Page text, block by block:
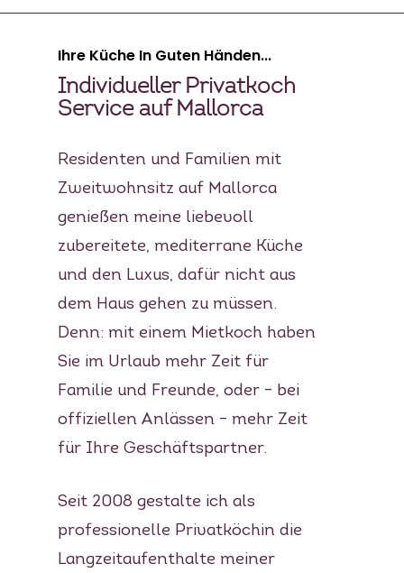
Ihre Küche In Guten Händen...
Individueller Privatkoch
Service auf Mallorca
Residenten und Familien mit
Zweitwohnsitz auf Mallorca
genießen meine liebevoll
zubereitete, mediterrane Küche
und den Luxus, dafür nicht aus
dem Haus gehen zu müssen.
Denn: mit einem Mietkoch haben
Sie im Urlaub mehr Zeit für
Familie und Freunde, oder – bei
offiziellen Anlässen – mehr Zeit
für Ihre Geschäftspartner.
Seit 2008 gestalte ich als
professionelle Privatköchin die
Langzeitaufenthalte meiner